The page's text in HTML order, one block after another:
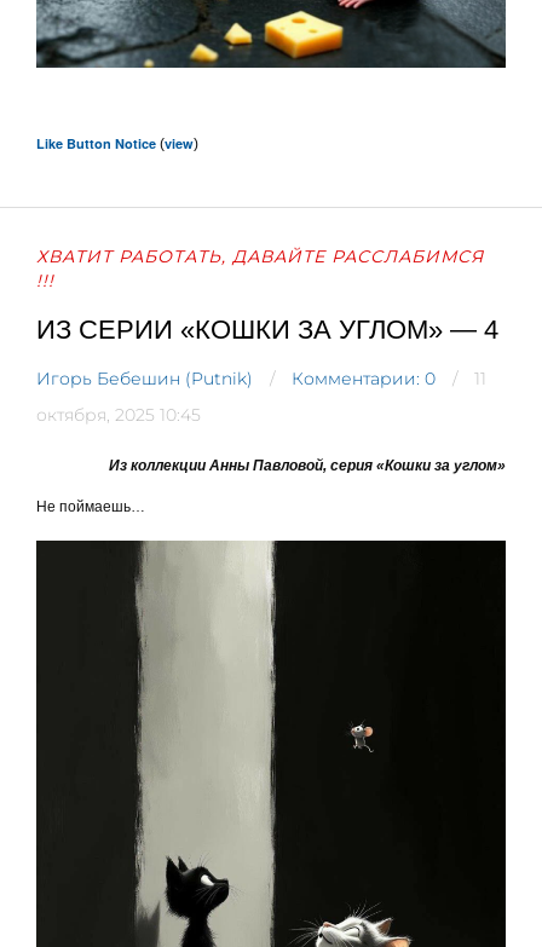
Like Button Notice (view)
ХВАТИТ РАБОТАТЬ, ДАВАЙТЕ РАССЛАБИМСЯ
!!!
ИЗ СЕРИИ «КОШКИ ЗА УГЛОМ» — 4
Игорь Бебешин (Putnik) Комментарии: 0
11
октября, 2025 10:45
Из коллекции Анны Павловой, серия «Кошки за углом»
Не поймаешь…